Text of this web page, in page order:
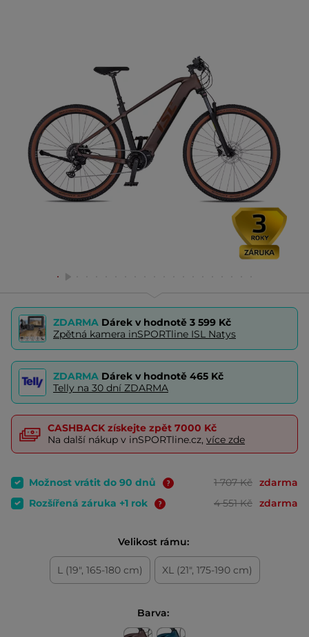
ZDARMA Dárek v hodnotě 3 599 Kč
Zpětná kamera inSPORTline ISL Natys
ZDARMA Dárek v hodnotě 465 Kč
Telly na 30 dní ZDARMA
CASHBACK získejte zpět 7000 Kč
Na další nákup v inSPORTline.cz, více zde
Možnost vrátit do 90 dnů 1 707 Kč zdarma
Rozšířená záruka +1 rok
4 551 Kč zdarma
Velikost rámu:
L (19", 165-180 cm) XL (21", 175-190 cm)
Barva: